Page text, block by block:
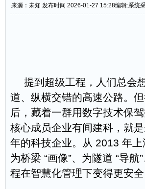
来源：未知 发布时间 2026-01-27 15:28编辑:系统
提到超级工程，人们总会
道、纵横交错的高速公路。
后，藏着一群用数字技术保
核心成员企业有间建科，就
年的科技企业。从 2013 年
为桥梁 “画像”、为隧道 “导
程在智慧化管理下变得更安